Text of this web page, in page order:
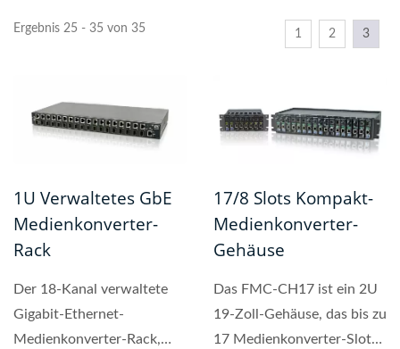
Ergebnis 25 - 35 von 35 1 2 3
1U Verwaltetes GbE
Medienkonverter-
Rack
Der 18-Kanal verwaltete
Gigabit-Ethernet-
Medienkonverter-Rack,
17/8 Slots Kompakt-
Medienkonverter-
Gehäuse
Das FMC-CH17 ist ein 2U
19-Zoll-Gehäuse, das bis zu
17 Medienkonverter-Slots